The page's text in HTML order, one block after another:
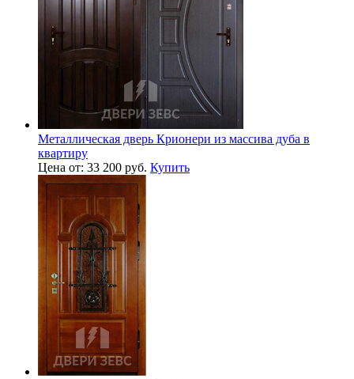
Металлическая дверь Крионери из массива дуба в
квартиру
Цена от: 33 200 руб. Купить